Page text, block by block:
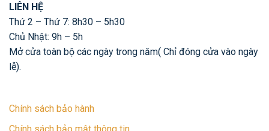
LIÊN HỆ
Thứ 2 – Thứ 7: 8h30 – 5h30
Chủ Nhật: 9h – 5h
Mở cửa toàn bộ các ngày trong năm( Chỉ đóng cửa vào ngày
lễ).
Chính sách bảo hành